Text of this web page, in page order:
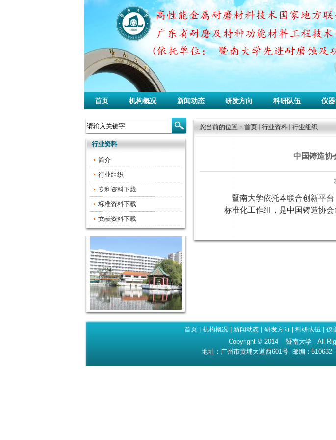
首页 机构概况 新闻动态 研发方向 科研队伍 仪
行业资料
简介
行业组织
专利资料下载
标准资料下载
文献资料下载
您当前的位置： 首页 行业资料 行业组织
中国铸造协
暨南大学依托本联合创新平台
标准化工作组，是中国铸造协
首页| 机构概况| 新闻动态| 研发方向 科研队伍 仪
Copyright © 2014 暨南大学 All
地址：广州市黄埔大道西601号 邮编：